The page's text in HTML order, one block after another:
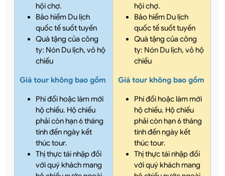
hội chợ.
Bảo hiểm Du lịch
quốc tế suốt tuyến
Quà tặng của công
ty: Nón Du lịch, vỏ hộ
chiếu
Giá tour không bao gồm
Phí đổi hoặc làm mới
hộ chiếu. Hộ chiếu
phải còn hạn 6 tháng
tính đến ngày kết
thúc tour.
Thị thực tái nhập đối
với quý khách mang
hội chợ.
Bảo hiểm Du lịch
quốc tế suốt tuyến
Quà tặng của công
ty: Nón Du lịch, vỏ hộ
chiếu
Giá tour không bao gồm
Phí đổi hoặc làm mới
hộ chiếu. Hộ chiếu
phải còn hạn 6 tháng
tính đến ngày kết
thúc tour.
Thị thực tái nhập đối
với quý khách mang